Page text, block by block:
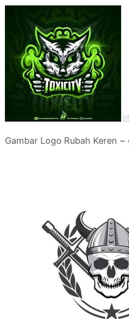
Gambar Logo Rubah Keren